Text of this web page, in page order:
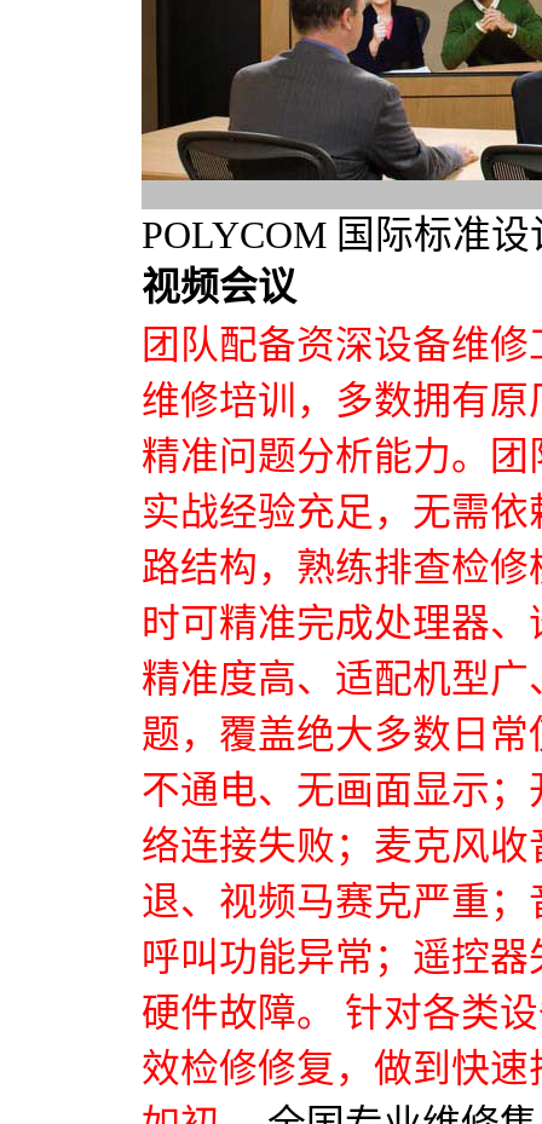
POLYCOM 国际标准
视频会议
团队配备资深设备维
维修培训，多数拥有
精准问题分析能力。
实战经验充足，无需
路结构，熟练排查检
时可精准完成处理器
精准度高、适配机型
题，覆盖绝大多数日
不通电、无画面显示
络连接失败；麦克风
退、视频马赛克严重
呼叫功能异常；遥控
硬件故障。 针对各类
效检修修复，做到快